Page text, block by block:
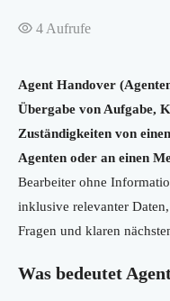
4 Aufrufe
Agent Handover
Übergabe von Aufgabe,
Zuständigkeiten von
Agenten oder an einen
Bearbeiter ohne
inklusive relevanter
Fragen und klaren
Was bedeutet